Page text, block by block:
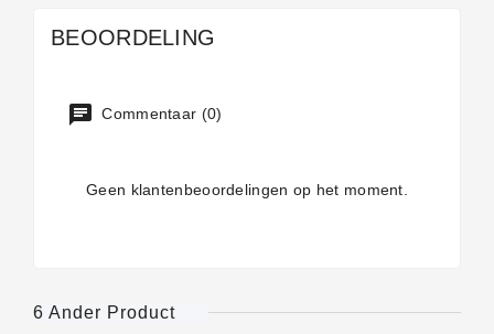
BEOORDELING
Commentaar (0)
Geen klantenbeoordelingen op het moment.
6 Ander Product